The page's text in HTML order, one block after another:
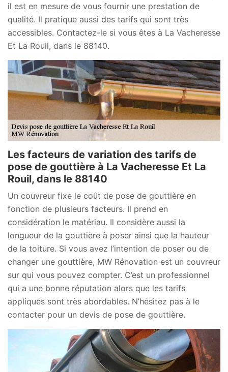
il est en mesure de vous fournir une prestation de
qualité. Il pratique aussi des tarifs qui sont très
accessibles. Contactez-le si vous êtes à La Vacheresse
Et La Rouil, dans le 88140.
Les facteurs de variation des tarifs de
pose de gouttière à La Vacheresse Et La
Rouil, dans le 88140
Un couvreur fixe le coût de pose de gouttière en
fonction de plusieurs facteurs. Il prend en
considération le matériau. Il considère aussi la
longueur de la gouttière à poser ainsi que la hauteur
de la toiture. Si vous avez l’intention de poser ou de
changer une gouttière, MW Rénovation est un couvreur
sur qui vous pouvez compter. C’est un professionnel
qui a une bonne réputation alors que les tarifs
appliqués sont très abordables. N’hésitez pas à le
contacter pour un devis de pose de gouttière.